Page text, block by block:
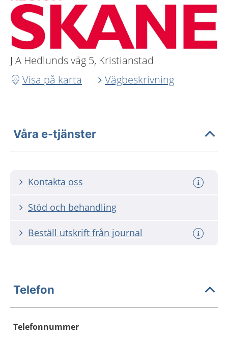
J A Hedlunds väg 5, Kristianstad
Visa på karta
Vägbeskrivning
Våra e-tjänster
Kontakta oss
Stöd och behandling
Beställ utskrift från journal
Telefon
Telefonnummer